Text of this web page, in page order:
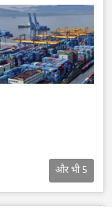
और भी5